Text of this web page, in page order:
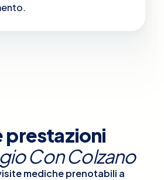
prestazioni
Con Colzano
mediche prenotabili a